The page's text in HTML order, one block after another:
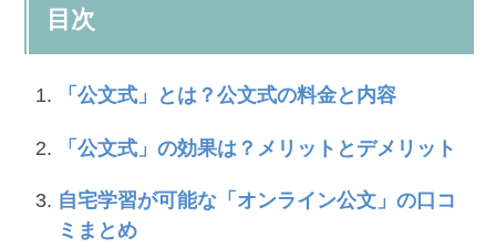
目次
「公文式」とは？公文式の料金と内容
「公文式」の効果は？メリットとデメリット
自宅学習が可能な「オンライン公文」の口コ
ミまとめ